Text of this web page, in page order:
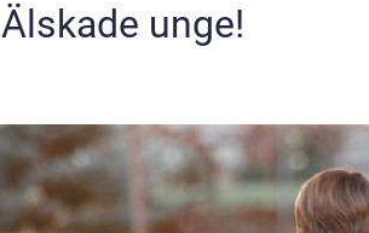
Älskade unge!